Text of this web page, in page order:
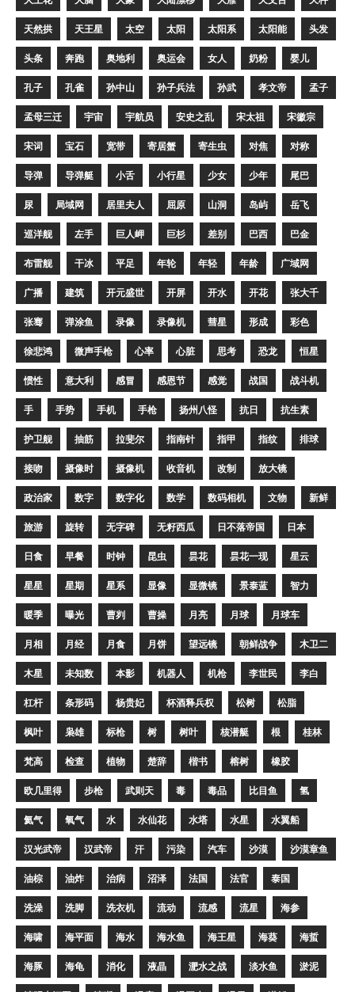
天然拱 天王星 太空 太阳 太阳系 太阳能 头发
头条 奔跑 奥地利 奥运会 女人 奶粉 婴儿
孔子 孔雀 孙中山 孙子兵法 孙武 孝文帝 孟子
孟母三迁 宇宙 宇航员 安史之乱 宋太祖 宋徽宗
宋词 宝石 宽带 寄居蟹 寄生虫 对焦 对称
导弹 导弹艇 小舌 小行星 少女 少年 尾巴
尿 局域网 居里夫人 屈原 山洞 岛屿 岳飞
巡洋舰 左手 巨人岬 巨杉 差别 巴西 巴金
布雷舰 干冰 平足 年轮 年轻 年龄 广域网
广播 建筑 开元盛世 开屏 开水 开花 张大千
张骞 弹涂鱼 录像 录像机 彗星 形成 彩色
徐悲鸿 微声手枪 心率 心脏 思考 恐龙 恒星
惯性 意大利 感冒 感恩节 感觉 战国 战斗机
手 手势 手机 手枪 扬州八怪 抗日 抗生素
护卫舰 抽筋 拉斐尔 指南针 指甲 指纹 排球
接吻 摄像时 摄像机 收音机 改制 放大镜
政治家 数字 数字化 数学 数码相机 文物 新鲜
旅游 旋转 无字碑 无籽西瓜 日不落帝国 日本
日食 早餐 时钟 昆虫 昙花 昙花一现 星云
星星 星期 星系 显像 显微镜 景泰蓝 智力
暖季 曝光 曹刿 曹操 月亮 月球 月球车
月相 月经 月食 月饼 望远镜 朝鲜战争 木卫二
木星 未知数 本影 机器人 机枪 李世民 李白
杠杆 条形码 杨贵妃 杯酒释兵权 松树 松脂
枫叶 枭雄 标枪 树 树叶 核潜艇 根 桂林
梵高 检查 植物 楚辞 楷书 榕树 橡胶
欧几里得 步枪 武则天 毒 毒品 比目鱼 氢
氦气 氧气 水 水仙花 水塔 水星 水翼船
汉光武帝 汉武帝 汗 污染 汽车 沙漠 沙漠章鱼
油棕 油炸 治病 沼泽 法国 法官 泰国
洗澡 洗脚 洗衣机 流动 流感 流星 海参
海啸 海平面 海水 海水鱼 海王星 海葵 海蜇
海豚 海龟 消化 液晶 淝水之战 淡水鱼 淤泥